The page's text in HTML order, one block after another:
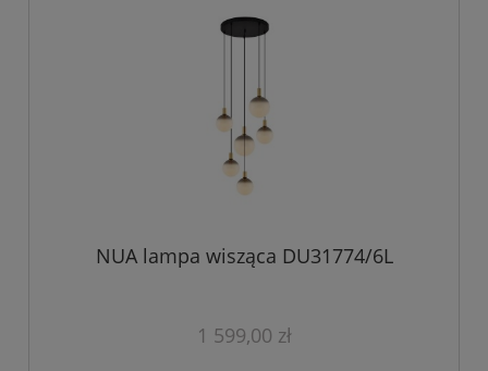
NUA lampa wisząca DU31774/6L
1 599,00 zł